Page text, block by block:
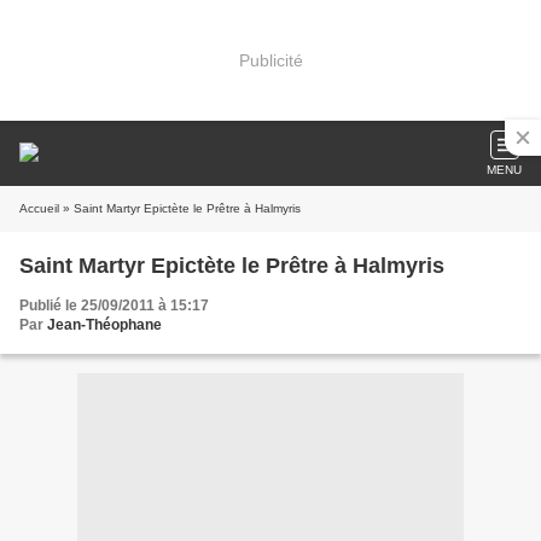
Publicité
MENU
Accueil » Saint Martyr Epictète le Prêtre à Halmyris
Saint Martyr Epictète le Prêtre à Halmyris
Publié le 25/09/2011 à 15:17
Par Jean-Théophane